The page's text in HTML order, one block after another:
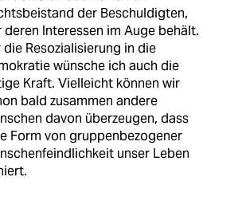
der Beschuldigten,
deren Interessen im Auge behält.
die Resozialisierung in die
wünsche ich auch die
Kraft. Vielleicht können wir
bald zusammen andere
davon überzeugen, dass
Form von gruppenbezogener
unser Leben